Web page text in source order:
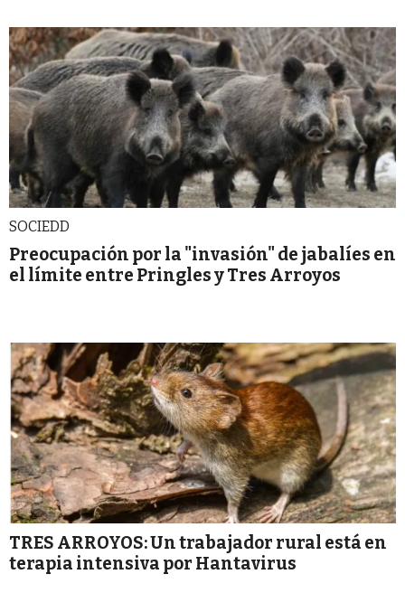
SOCIEDD
Preocupación por la "invasión" de jabalíes en
el límite entre Pringles y Tres Arroyos
TRES ARROYOS: Un trabajador rural está en
terapia intensiva por Hantavirus